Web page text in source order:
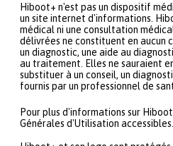
Hiboot+ n'est pas un dispositif
un site internet d'informations.
médical ni une consultation
délivrées ne constituent en aucun
un diagnostic, une aide au
au traitement. Elles ne sauraient
substituer à un conseil, un
fournis par un professionnel de
Pour plus d'informations sur
Générales d'Utilisation accessibles.